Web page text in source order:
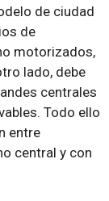
de ciudad
de
motorizados,
lado, debe
centrales
Todo ello
entre
central y con